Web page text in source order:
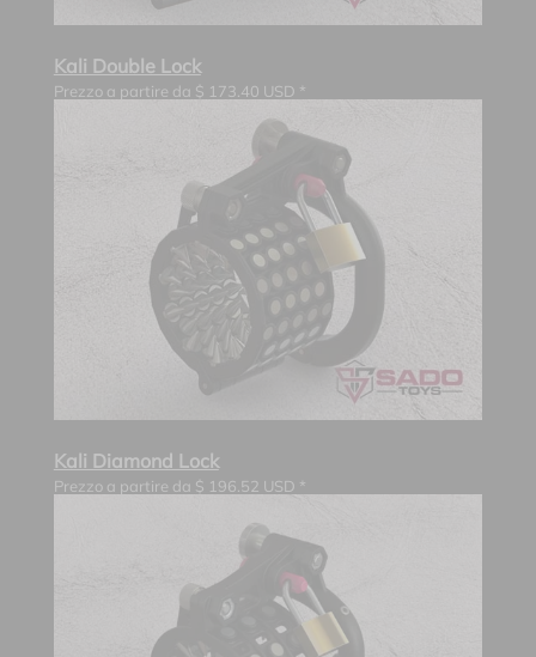
Kali Double Lock
Prezzo a partire da $ 173.40 USD *
Kali Diamond Lock
Prezzo a partire da $ 196.52 USD *